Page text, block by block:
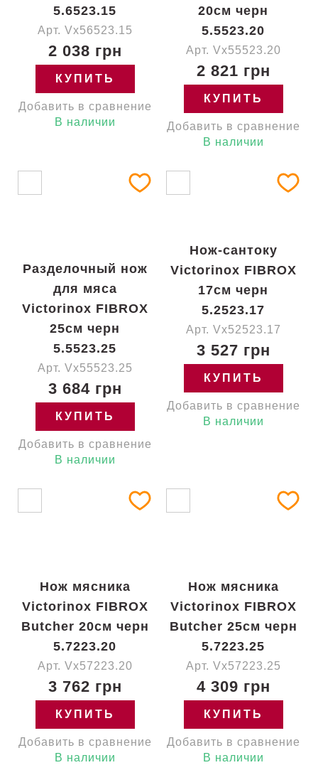
5.6523.15
Арт. Vx56523.15
2 038 грн
КУПИТЬ
Добавить в сравнение
В наличии
20см черн
5.5523.20
Арт. Vx55523.20
2 821 грн
КУПИТЬ
Добавить в сравнение
В наличии
Разделочный нож
для мяса
Victorinox FIBROX
25см черн
5.5523.25
Арт. Vx55523.25
3 684 грн
КУПИТЬ
Добавить в сравнение
В наличии
Нож-сантоку
Victorinox FIBROX
17см черн
5.2523.17
Арт. Vx52523.17
3 527 грн
КУПИТЬ
Добавить в сравнение
В наличии
Нож мясника
Victorinox FIBROX
Butcher 20см черн
5.7223.20
Арт. Vx57223.20
3 762 грн
КУПИТЬ
Добавить в сравнение
В наличии
Нож мясника
Victorinox FIBROX
Butcher 25см черн
5.7223.25
Арт. Vx57223.25
4 309 грн
КУПИТЬ
Добавить в сравнение
В наличии